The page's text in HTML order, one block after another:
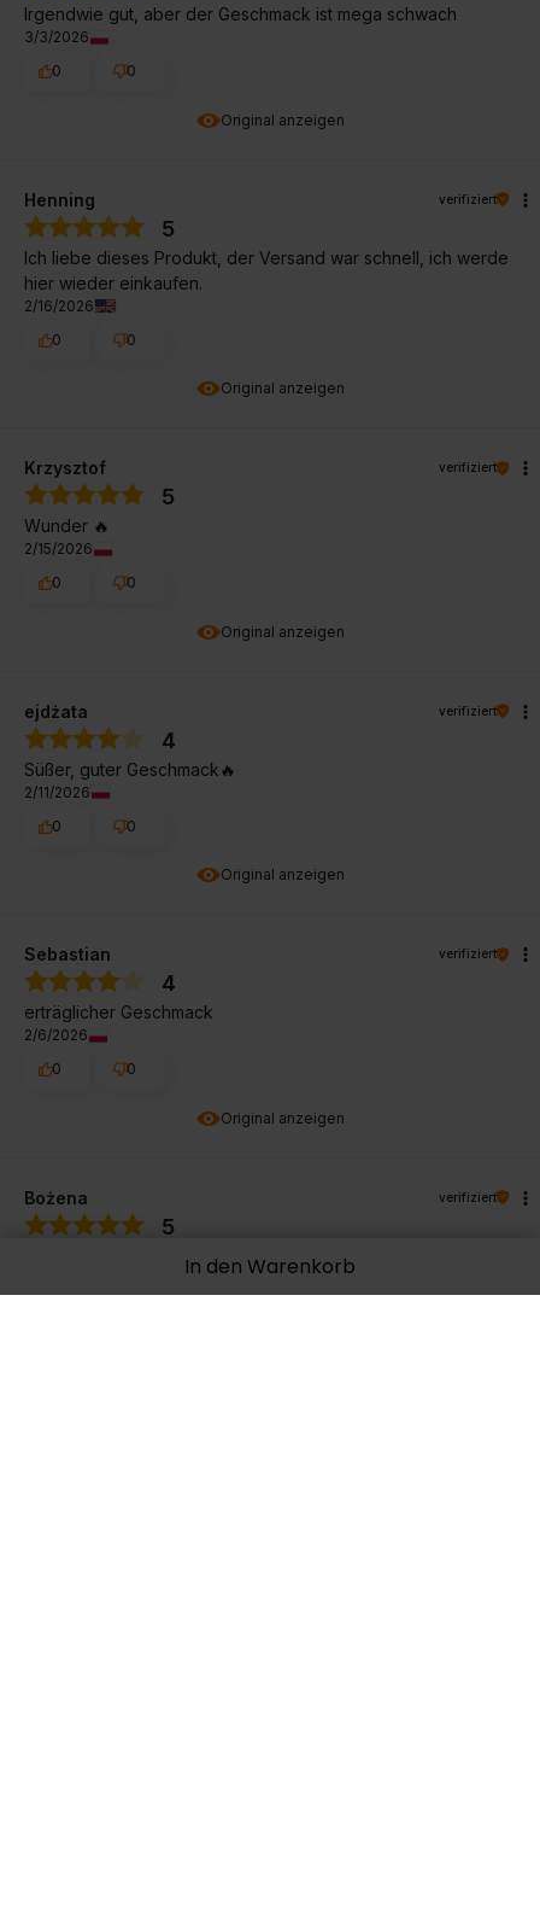
In den Warenkorb
Original anzeigen
Irgendwie gut, aber der Geschmack ist mega schwach
3/3/2026
0
0
Original anzeigen
Henning verifiziert
5
Ich liebe dieses Produkt, der Versand war schnell, ich werde
hier wieder einkaufen.
2/16/2026
0
0
Original anzeigen
Krzysztof verifiziert
5
Wunder 🔥
2/15/2026
0
0
Original anzeigen
ejdżata verifiziert
4
Süßer, guter Geschmack🔥
2/11/2026
0
0
Original anzeigen
Sebastian verifiziert
4
erträglicher Geschmack
2/6/2026
0
0
Bożena verifiziert
5
Ich mag diese Elektrolyte wirklich sehr, für mich ist dieser